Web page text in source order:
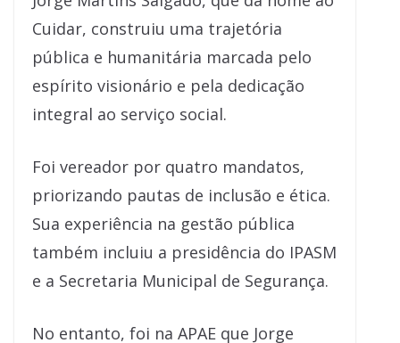
Cuidar, construiu uma trajetória
pública e humanitária marcada pelo
espírito visionário e pela dedicação
integral ao serviço social.
Foi vereador por quatro mandatos,
priorizando pautas de inclusão e ética.
Sua experiência na gestão pública
também incluiu a presidência do IPASM
e a Secretaria Municipal de Segurança.
No entanto, foi na APAE que Jorge